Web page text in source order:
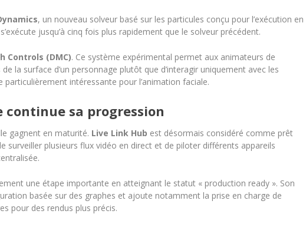
, un nouveau solveur basé sur les particules conçu pour l’exécution en
jusqu’à cinq fois plus rapidement que le solveur précédent.
Controls (DMC). Ce système expérimental permet aux animateurs de
la surface d’un personnage plutôt que d’interagir uniquement avec les
intéressante pour l’animation faciale.
sa progression
gagnent en maturité. Live Link Hub est désormais considéré comme prêt
surveiller plusieurs flux vidéo en direct et de piloter différents appareils
une étape importante en atteignant le statut « production ready ». Son
basée sur des graphes et ajoute notamment la prise en charge de
pour des rendus plus précis.